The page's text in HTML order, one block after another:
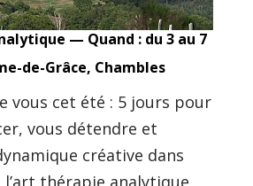
— Quand : du 3 au 7
de-Grâce, Chambles
vous cet été : 5 jours pour
vous détendre et
créative dans
l’art thérapie analytique,